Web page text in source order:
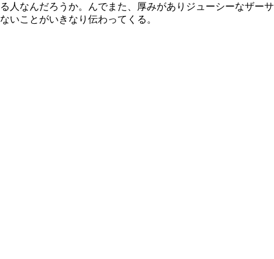
人なんだろうか。んでまた、厚みがありジューシーなザーサ
いことがいきなり伝わってくる。